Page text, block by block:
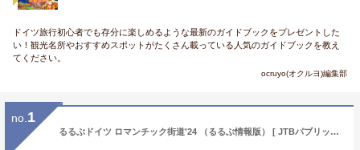
ドイツ旅行初心者でも存分に楽しめるような最新のガイドブックをプレゼントした
い！観光名所やおすすめスポットがたくさん載っている人気のガイドブックを教え
てください。
ocruyo(オクルヨ)編集部
no. 1
るるぶドイツ ロマンチック街道'24 （るるぶ情報版） [ JTBパブリッシング 旅行ガイドブック編集部 ]